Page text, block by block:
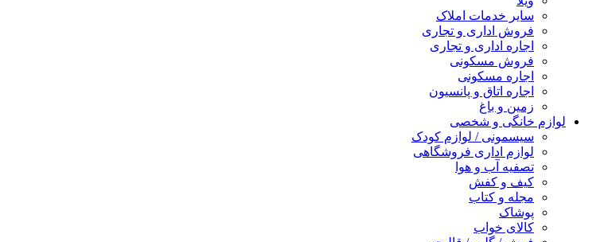
سایر خدمات املاک
فروش اداری و تجاری
اجاره اداری و تجاری
فروش مسکونی
اجاره مسکونی
اجاره اتاق و پانسیون
زمین و باغ
لوازم خانگی و شخصی
سیسمونی / لوازم کودک
لوازم اداری فروشگاهی
تصفیه آب و هوا
کیف و کفش
مجله و کتاب
پوشاک
کالای خواب